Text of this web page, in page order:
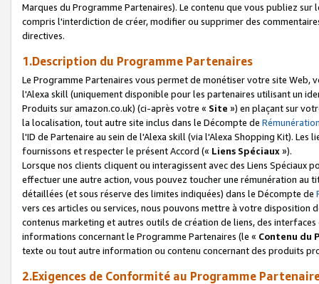
Marques du Programme Partenaires). Le contenu que vous publiez
compris l'interdiction de créer, modifier ou supprimer des
directives.
1.Description du Programme Partenaires
Le Programme Partenaires vous permet de monétiser votre site Web,
l'Alexa skill (uniquement disponible pour les partenaires utilisant un
Produits sur amazon.co.uk) (ci-après votre « Site ») en plaçant sur
la localisation, tout autre site inclus dans le Décompte de
l'ID de Partenaire au sein de l'Alexa skill (via l'Alexa Shopping Kit).
fournissons et respecter le présent Accord (« Liens Spéciaux»).
Lorsque nos clients cliquent ou interagissent avec des Liens Spéciaux
effectuer une autre action, vous pouvez toucher une rémunération
détaillées (et sous réserve des limites indiquées) dans le Décompte de
vers ces articles ou services, nous pouvons mettre à votre disposition
contenus marketing et autres outils de création de liens, des
informations concernant le Programme Partenaires (le « Contenu du
texte ou tout autre information ou contenu concernant des produits
2.Exigences de Conformité au Programme